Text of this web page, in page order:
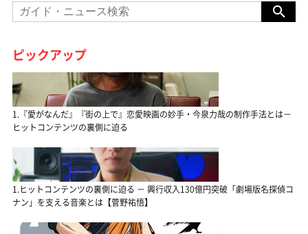
ピックアップ
1.『愛がなんだ』『街の上で』恋愛映画の妙手・今泉力哉の制作手法とは－
ヒットコンテンツの裏側に迫る
1.ヒットコンテンツの裏側に迫る － 興行収入130億円突破「劇場版名探偵コ
ナン」を支える音楽とは【菅野祐悟】